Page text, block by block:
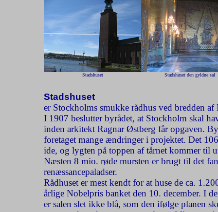
Stadshuset Stadshuset den gyldne sal
Stadshuset
er Stockholms smukke rådhus ved bredden
I 1907 beslutter byrådet, at Stockholm skal
inden arkitekt Ragnar Østberg får opgaven.
foretaget mange ændringer i projektet. Det
ide, og lygten på toppen af tårnet kommer til
Næsten 8 mio. røde mursten er brugt til det
renæssancepaladser.
Rådhuset er mest kendt for at huse de ca.
årlige Nobelpris banket den 10. december. I
er salen slet ikke blå, som den ifølge planen